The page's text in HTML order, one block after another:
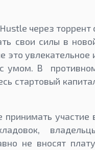
через торрент
свои силы в
это увлекательное
с умом. В
стартовый
участие
не вносят